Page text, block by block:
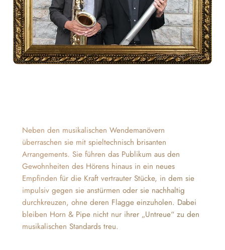
Neben den musikalischen Wendemanövern
überraschen sie mit spieltechnisch brisanten
Arrangements. Sie führen das Publikum aus den
Gewohnheiten des Hörens hinaus in ein neues
Empfinden für die Kraft vertrauter Stücke, in dem sie
impulsiv gegen sie anstürmen oder sie nachhaltig
durchkreuzen, ohne deren Flagge einzuholen. Dabei
bleiben Horn & Pipe nicht nur ihrer „Untreue“ zu den
musikalischen Standards treu.